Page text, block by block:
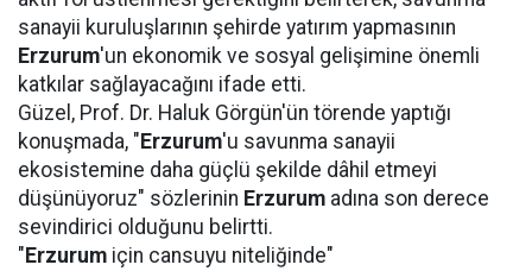
sanayii kuruluşlarının şehirde yatırım yapmasının
Erzurum'un ekonomik ve sosyal gelişimine önemli
katkılar sağlayacağını ifade etti.
Güzel, Prof. Dr. Haluk Görgün'ün törende yaptığı
konuşmada, " Erzurum'u savunma sanayii
ekosistemine daha güçlü şekilde dâhil etmeyi
düşünüyoruz" sözlerinin Erzurum adına son derece
sevindirici olduğunu belirtti.
" Erzurum için cansuyu niteliğinde"